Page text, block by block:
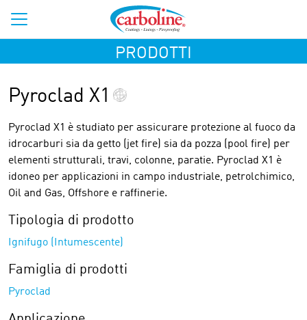
PRODOTTI
Pyroclad X1
Pyroclad X1 è studiato per assicurare protezione al fuoco da
idrocarburi sia da getto (jet fire) sia da pozza (pool fire) per
elementi strutturali, travi, colonne, paratie. Pyroclad X1 è
idoneo per applicazioni in campo industriale, petrolchimico,
Oil and Gas, Offshore e raffinerie.
Tipologia di prodotto
Ignifugo (Intumescente)
Famiglia di prodotti
Pyroclad